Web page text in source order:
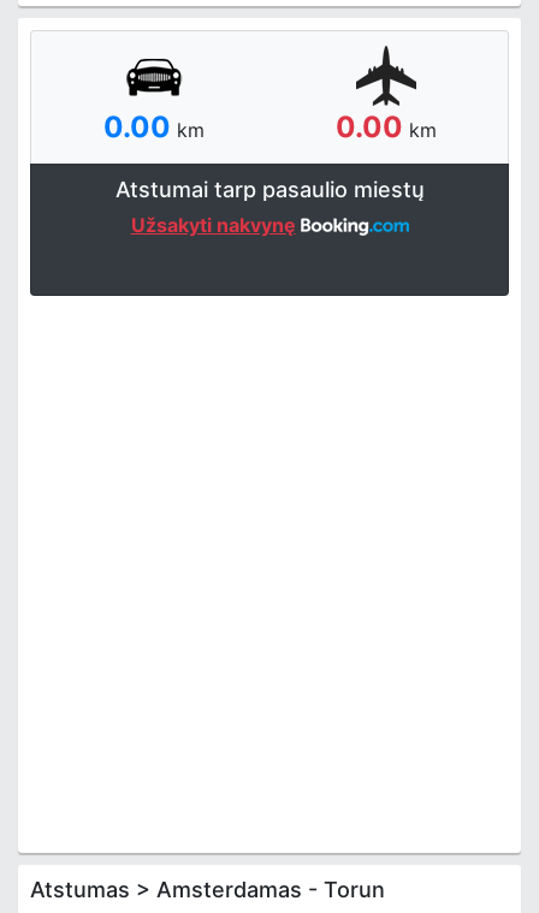
0.00 km 0.00 km
Atstumai tarp pasaulio miestų
Užsakyti nakvynę
Atstumas > Amsterdamas - Torun